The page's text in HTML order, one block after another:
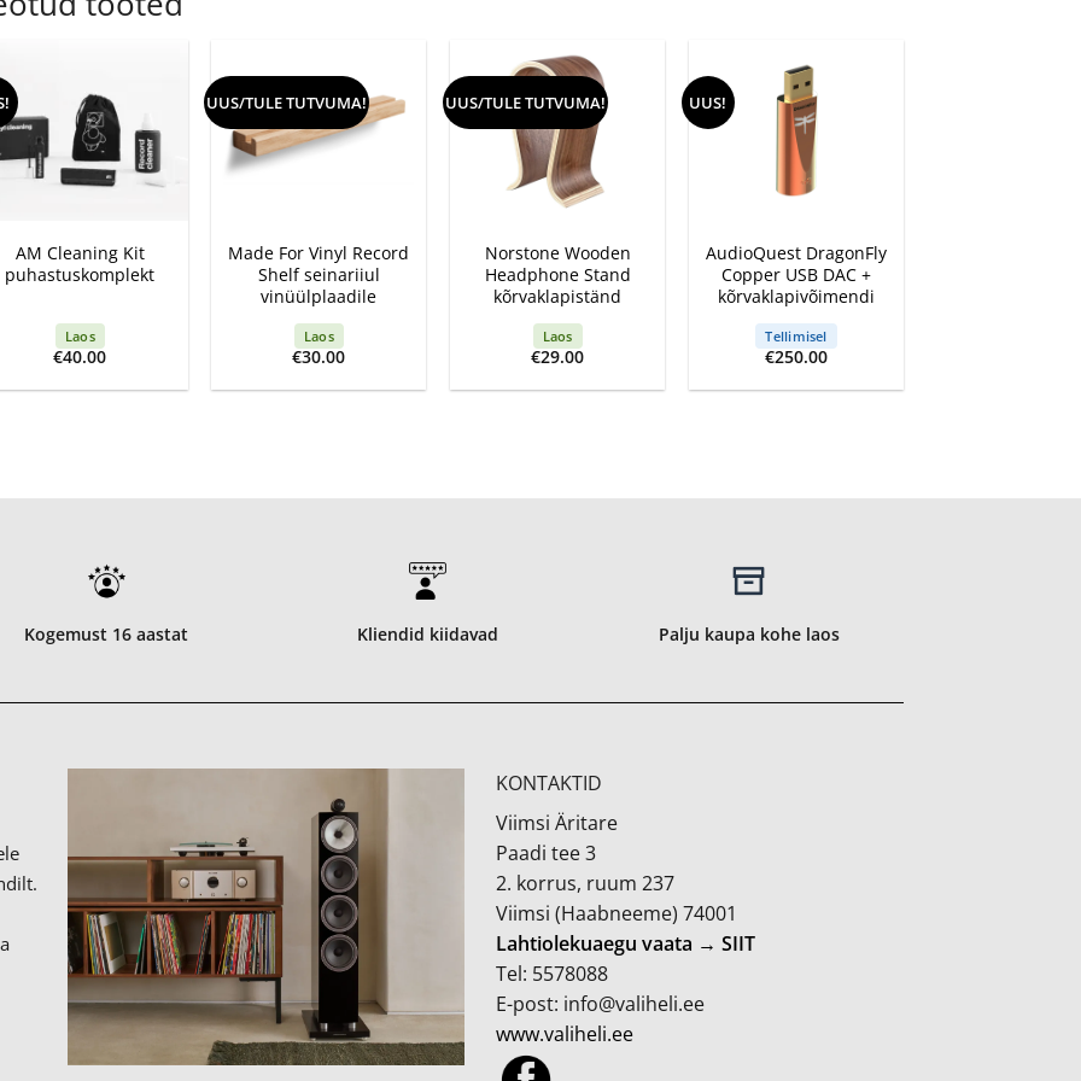
AM Cleaning Kit
puhastuskomplekt
Laos
€40.00
UUS/TULE TUTVUMA!
Made For Vinyl Record
Shelf seinariiul
vinüülplaadile
Laos
€30.00
UUS/TULE TUTVUMA!
Norstone Wooden
Headphone Stand
kõrvaklapiständ
Laos
€29.00
UUS!
AudioQuest DragonFly
Copper USB DAC +
kõrvaklapivõimendi
Tellimisel
€250.00
Kogemust 16 aastat Kliendid kiidavad Palju kaupa kohe laos
KONTAKTID
Viimsi Äritare
Paadi tee 3
2. korrus, ruum 237
Viimsi (Haabneeme) 74001
Lahtiolekuaegu vaata → SIIT
Tel: 5578088
E-post: info@valiheli.ee
www.valiheli.ee